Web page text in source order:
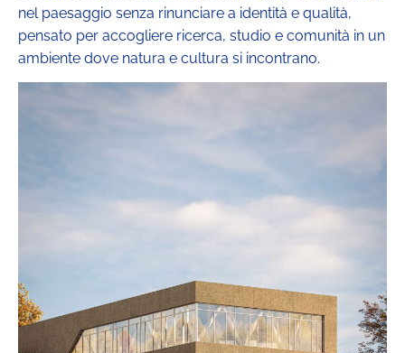
nel paesaggio senza rinunciare a identità e qualità,
pensato per accogliere ricerca, studio e comunità in un
ambiente dove natura e cultura si incontrano.